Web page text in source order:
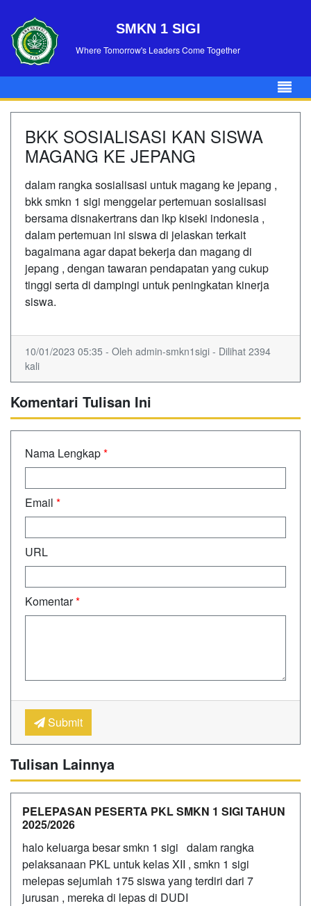
SMKN 1 SIGI
Where Tomorrow's Leaders Come Together
BKK SOSIALISASI KAN SISWA
MAGANG KE JEPANG
dalam rangka sosialisasi untuk magang ke jepang ,
bkk smkn 1 sigi menggelar pertemuan sosialisasi
bersama disnakertrans dan lkp kiseki indonesia ,
dalam pertemuan ini siswa di jelaskan terkait
bagaimana agar dapat bekerja dan magang di
jepang , dengan tawaran pendapatan yang cukup
tinggi serta di dampingi untuk peningkatan kinerja
siswa.
10/01/2023 05:35 - Oleh admin-smkn1sigi - Dilihat 2394
kali
Komentari Tulisan Ini
Nama Lengkap*
Email *
URL
Komentar*
Submit
Tulisan Lainnya
PELEPASAN PESERTA PKL SMKN 1 SIGI TAHUN
2025/2026
halo keluarga besar smkn 1 sigi dalam rangka
pelaksanaan PKL untuk kelas XII , smkn 1 sigi
melepas sejumlah 175 siswa yang terdiri dari 7
jurusan , mereka di lepas di DUDI